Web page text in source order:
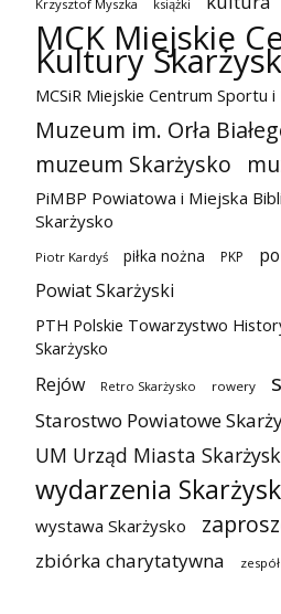
Krzysztof Myszka książki
MCK Miejskie
Kultury
MCSiR Miejskie Centrum Sportu i
Muzeum im. Orła
muzeum Skarżysko
PiMBP Powiatowa i Miejska
Skarżysko
Piotr Kardyś piłka nożna PKP
Powiat Skarżyski
PTH Polskie Towarzystwo
Skarżysko
Rejów Retro Skarżysko rowery
Starostwo Powiatowe
UM Urząd Miasta
wydarzenia
wystawa Skarżysko
zbiórka charytatywna